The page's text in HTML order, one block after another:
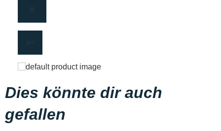
Dies könnte dir auch
gefallen